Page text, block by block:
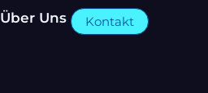
Über Uns Kontakt